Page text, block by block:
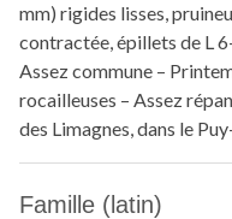
mm) rigides lisses,
contractée, épillets de L
Assez commune –
rocailleuses – Assez
des Limagnes, dans le
Famille (latin)